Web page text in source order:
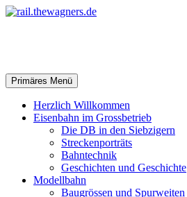
Zum
Suchen
Primäres Menü
Herzlich Willkommen
Eisenbahn im Grossbetrieb
Die DB in den Siebzigern
Streckenporträts
Bahntechnik
Geschichten und Geschichte
Modellbahn
Baugrössen und Spurweiten